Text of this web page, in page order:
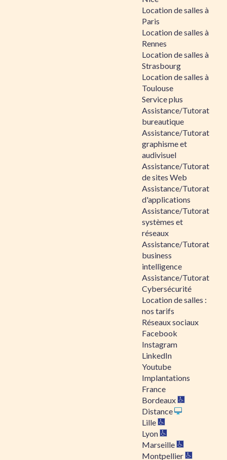
Location de salles à
Paris
Location de salles à
Rennes
Location de salles à
Strasbourg
Location de salles à
Toulouse
Service plus
Assistance/Tutorat
bureautique
Assistance/Tutorat
graphisme et
audivisuel
Assistance/Tutorat
de sites Web
Assistance/Tutorat
d'applications
Assistance/Tutorat
systèmes et
réseaux
Assistance/Tutorat
business
intelligence
Assistance/Tutorat
Cybersécurité
Location de salles :
nos tarifs
Réseaux sociaux
Facebook
Instagram
LinkedIn
Youtube
Implantations
France
Bordeaux
Distance
Lille
Lyon
Marseille
Montpellier